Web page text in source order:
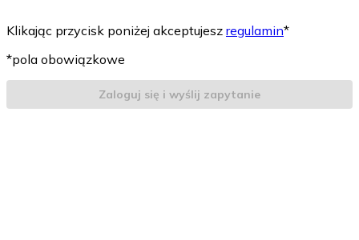
Klikając przycisk poniżej akceptujesz regulamin*
*pola obowiązkowe
Zaloguj się i wyślij zapytanie